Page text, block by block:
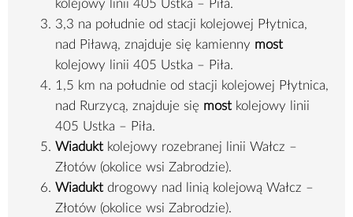
kolejowy linii 405 Ustka – Piła.
3,3 na południe od stacji kolejowej Płytnica,
nad Piławą, znajduje się kamienny most
kolejowy linii 405 Ustka – Piła.
1,5 km na południe od stacji kolejowej Płytnica,
nad Rurzycą, znajduje się most kolejowy linii
405 Ustka – Piła.
Wiadukt kolejowy rozebranej linii Wałcz –
Złotów (okolice wsi Zabrodzie).
Wiadukt drogowy nad linią kolejową Wałcz –
Złotów (okolice wsi Zabrodzie).